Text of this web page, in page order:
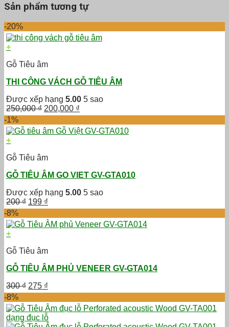
Sản phẩm tương tự
-20%
+
Gỗ Tiêu âm
THI CÔNG VÁCH GỖ TIÊU ÂM
Được xếp hạng 5.00 5 sao
250,000₫ Giá
gốc
là:
250,000 ₫.
200,000 ₫
hiện
tại
là:
-1%
+
Gỗ Tiêu âm
GỖ TIÊU ÂM GO VIET GV-GTA010
Được xếp hạng 5.00 5 sao
200₫ Giá
gốc
là:
200 ₫.
199 ₫
hiện
tại
là:
-8%
+
Gỗ Tiêu âm
GỖ TIÊU ÂM PHỦ VENEER GV-GTA014
300₫ Giá
gốc
là:
300 ₫.
275 ₫
hiện
tại
là:
275 ₫.
-8%